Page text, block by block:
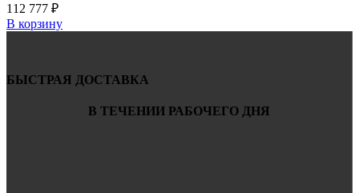
112 777 ₽
В корзину
БЫСТРАЯ ДОСТАВКА
В ТЕЧЕНИИ РАБОЧЕГО ДНЯ